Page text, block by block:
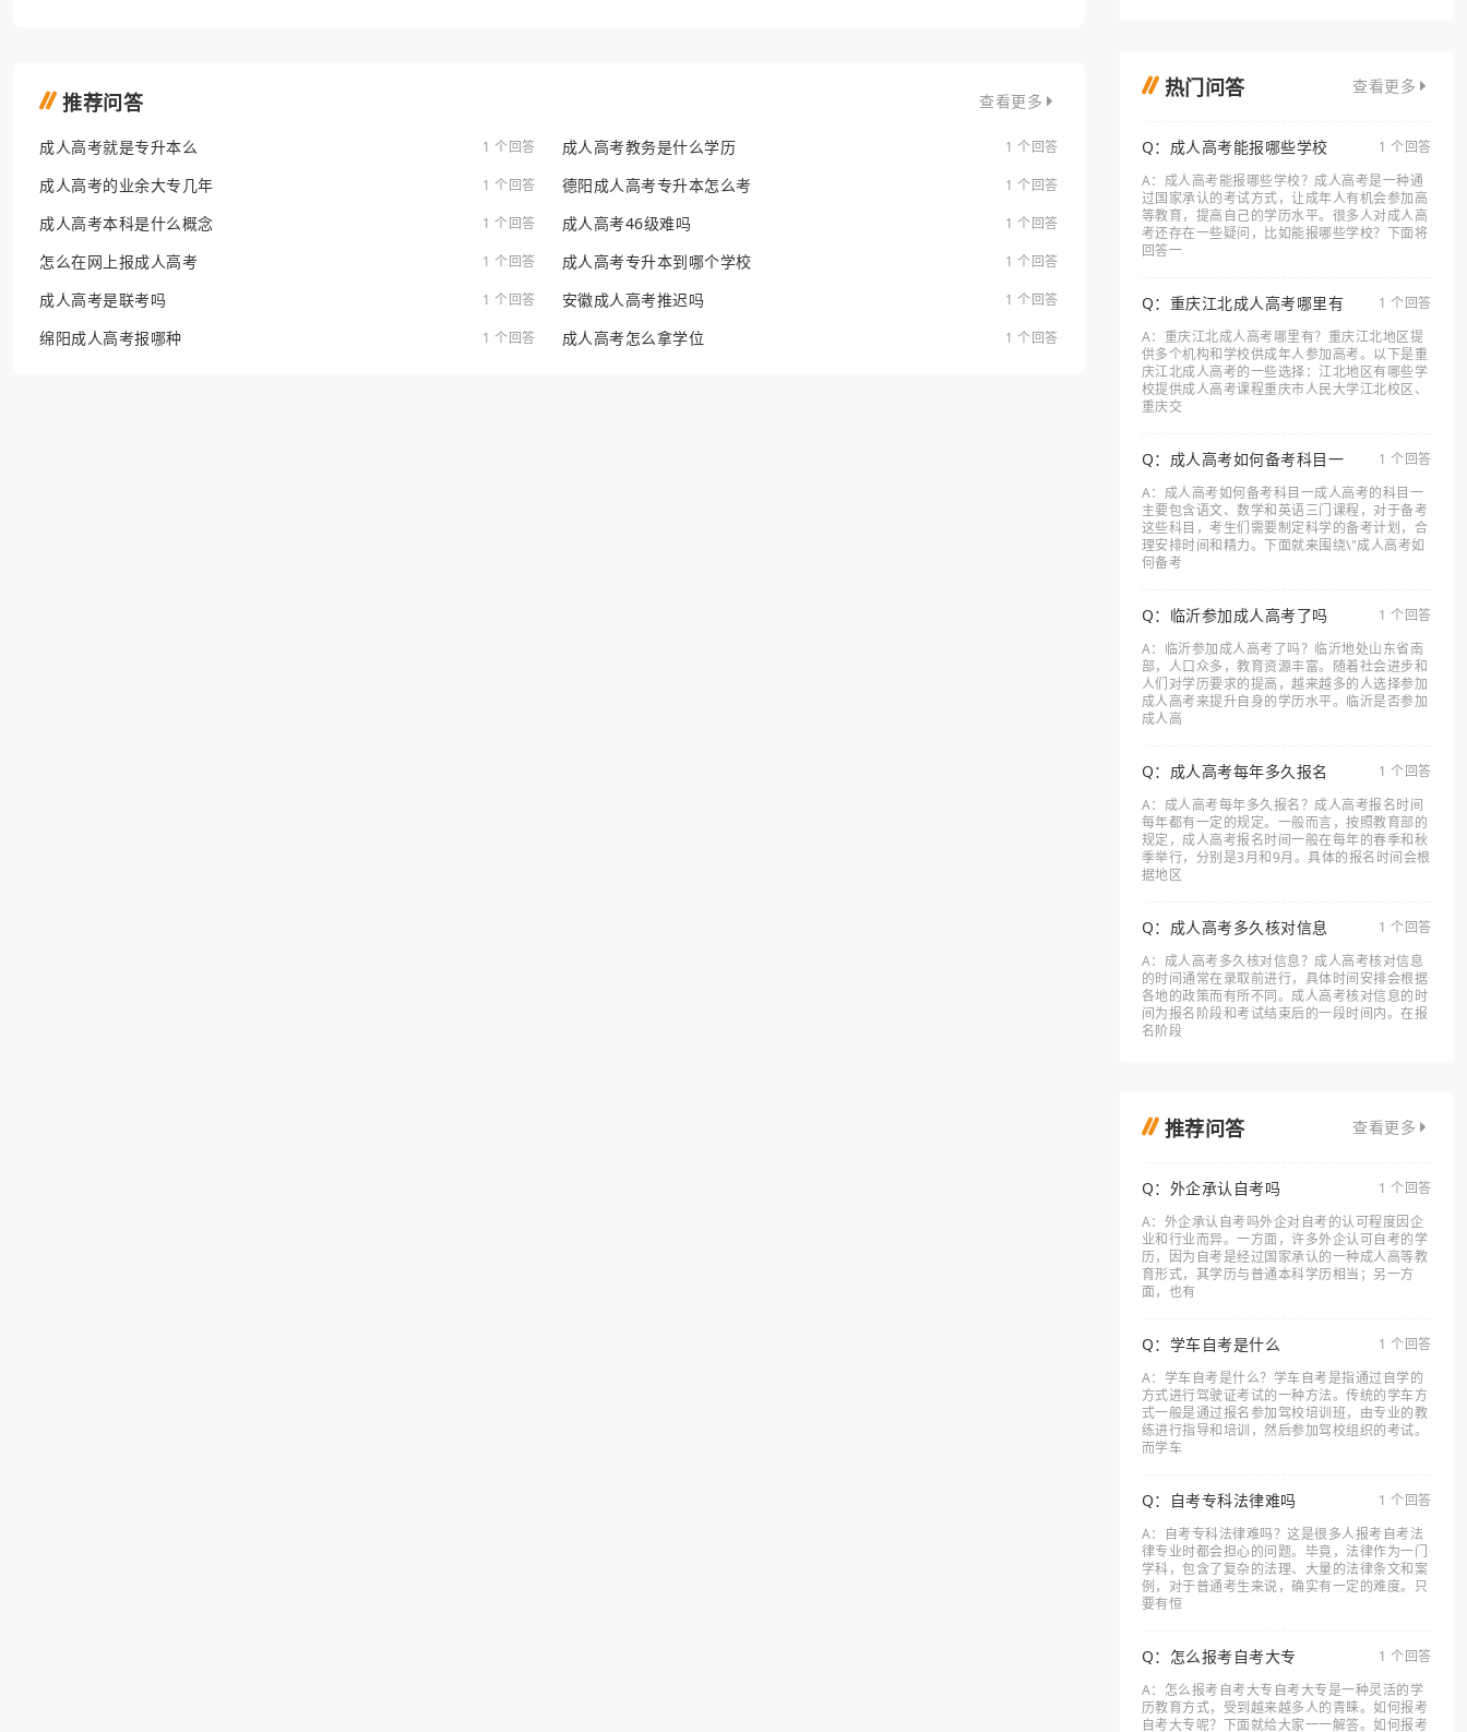
推荐问答 查看更多
成人高考就是专升本么 1 个回答 成人高考教务是什么学历 1 个回答
成人高考的业余大专几年 1 个回答 德阳成人高考专升本怎么考 1 个回答
成人高考本科是什么概念 1 个回答 成人高考46级难吗 1 个回答
怎么在网上报成人高考 1 个回答 成人高考专升本到哪个学校 1 个回答
成人高考是联考吗 1 个回答 安徽成人高考推迟吗 1 个回答
绵阳成人高考报哪种 1 个回答 成人高考怎么拿学位 1 个回答
热门问答 查看更多
Q：成人高考能报哪些学校
1 个回答
A：成人高考能报哪些学校？成人高考是一种通
过国家承认的考试方式，让成年人有机会参加高
等教育，提高自己的学历水平。很多人对成人高
考还存在一些疑问，比如能报哪些学校？下面将
回答一
Q：重庆江北成人高考哪里有
1 个回答
A：重庆江北成人高考哪里有？重庆江北地区提
供多个机构和学校供成年人参加高考。以下是重
庆江北成人高考的一些选择：江北地区有哪些学
校提供成人高考课程重庆市人民大学江北校区、
重庆交
Q：成人高考如何备考科目一
1 个回答
A：成人高考如何备考科目一成人高考的科目一
主要包含语文、数学和英语三门课程，对于备考
这些科目，考生们需要制定科学的备考计划，合
理安排时间和精力。下面就来围绕\"成人高考如
何备考
Q：临沂参加成人高考了吗
1 个回答
A：临沂参加成人高考了吗？临沂地处山东省南
部，人口众多，教育资源丰富。随着社会进步和
人们对学历要求的提高，越来越多的人选择参加
成人高考来提升自身的学历水平。临沂是否参加
成人高
Q：成人高考每年多久报名
1 个回答
A：成人高考每年多久报名？成人高考报名时间
每年都有一定的规定。一般而言，按照教育部的
规定，成人高考报名时间一般在每年的春季和秋
季举行，分别是3月和9月。具体的报名时间会根
据地区
Q：成人高考多久核对信息
1 个回答
A：成人高考多久核对信息？成人高考核对信息
的时间通常在录取前进行，具体时间安排会根据
各地的政策而有所不同。成人高考核对信息的时
间为报名阶段和考试结束后的一段时间内。在报
名阶段
推荐问答 查看更多
Q：外企承认自考吗
1 个回答
A：外企承认自考吗外企对自考的认可程度因企
业和行业而异。一方面，许多外企认可自考的学
历，因为自考是经过国家承认的一种成人高等教
育形式，其学历与普通本科学历相当；另一方
面，也有
Q：学车自考是什么
1 个回答
A：学车自考是什么？学车自考是指通过自学的
方式进行驾驶证考试的一种方法。传统的学车方
式一般是通过报名参加驾校培训班，由专业的教
练进行指导和培训，然后参加驾校组织的考试。
而学车
Q：自考专科法律难吗
1 个回答
A：自考专科法律难吗？这是很多人报考自考法
律专业时都会担心的问题。毕竟，法律作为一门
学科，包含了复杂的法理、大量的法律条文和案
例，对于普通考生来说，确实有一定的难度。只
要有恒
Q：怎么报考自考大专
1 个回答
A：怎么报考自考大专自考大专是一种灵活的学
历教育方式，受到越来越多人的青睐。如何报考
自考大专呢？下面就给大家一一解答。如何报考